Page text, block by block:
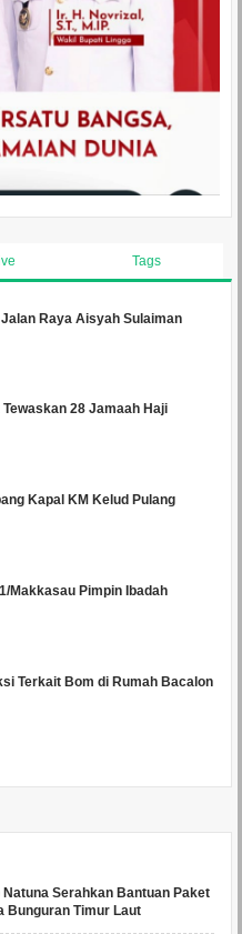
Tags
Raya Aisyah Sulaiman
28 Jamaah Haji
Kapal KM Kelud Pulang
Makkasau Pimpin Ibadah
Terkait Bom di Rumah Bacalon
Serahkan Bantuan Paket
Bunguran Timur Laut